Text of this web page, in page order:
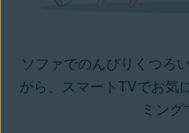
ソファでのんびりくつろ
がら、スマートTVでお気
ミング